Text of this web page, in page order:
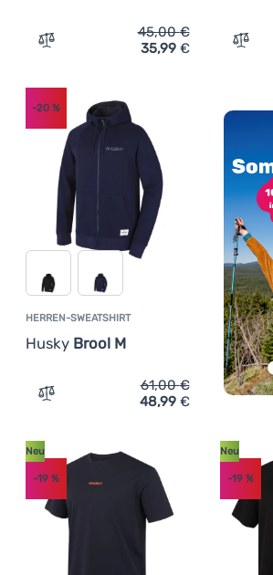
Zum Vergleich 'Herren-
45,00€
35,99 € Zum
HERREN-SWEATSHIRT
Husky Brool M
-20 %
Zum Vergleich 'Herren-Sweatshirt
61,00€
48,99 €
Neu
-19 %
Neu
-19%